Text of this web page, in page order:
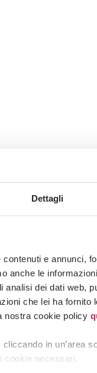
Dettagli
e annunci,
anche le
dei dati web,
che lei ha fornito
nostra cookie policy
in un’area
cookie necessari.